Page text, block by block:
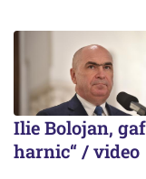
Ilie Bolojan,
harnic“ / video